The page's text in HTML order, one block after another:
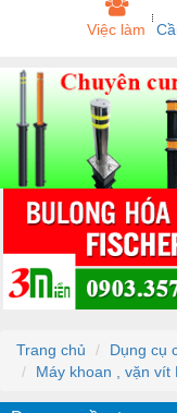
Việc làm
Trang chủ
Dụng cụ
Máy khoan , vặn vít